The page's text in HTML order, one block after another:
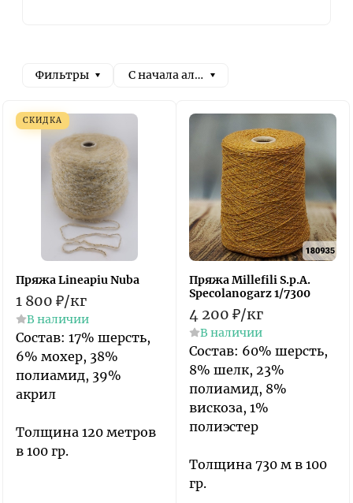
Фильтры С начала алфавита
СКИДКА
Пряжа Lineapiu Nuba
1 800 ₽/кг
В наличии
Состав: 17% шерсть,
6% мохер, 38%
полиамид, 39%
акрил
Толщина 120 метров
в 100 гр.
Пряжа Millefili S.p.A.
Specolanogarz 1/7300
4 200 ₽/кг
В наличии
Состав: 60% шерсть,
8% шелк, 23%
полиамид, 8%
вискоза, 1%
полиэстер
Толщина 730 м в 100
гр.